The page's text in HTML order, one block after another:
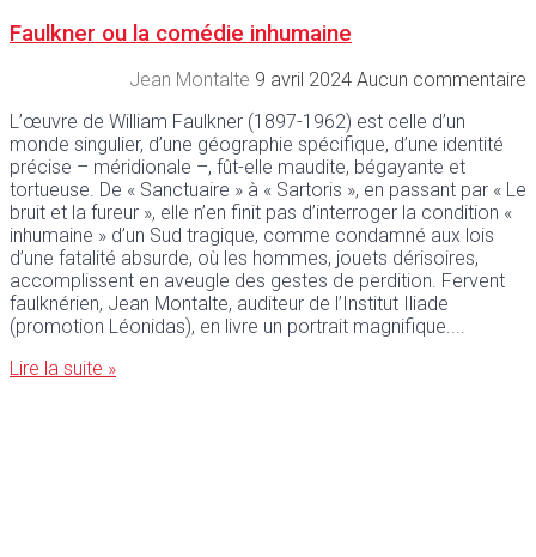
Faulkner ou la comédie inhumaine
Jean Montalte 9 avril 2024 Aucun commentaire
L’œuvre de William Faulkner (1897-1962) est celle d’un
monde singulier, d’une géographie spécifique, d’une identité
précise – méridionale –, fût-elle maudite, bégayante et
tortueuse. De « Sanctuaire » à « Sartoris », en passant par « Le
bruit et la fureur », elle n’en finit pas d’interroger la condition «
inhumaine » d’un Sud tragique, comme condamné aux lois
d’une fatalité absurde, où les hommes, jouets dérisoires,
accomplissent en aveugle des gestes de perdition. Fervent
faulknérien, Jean Montalte, auditeur de l’Institut Iliade
(promotion Léonidas), en livre un portrait magnifique.
Lire la suite »